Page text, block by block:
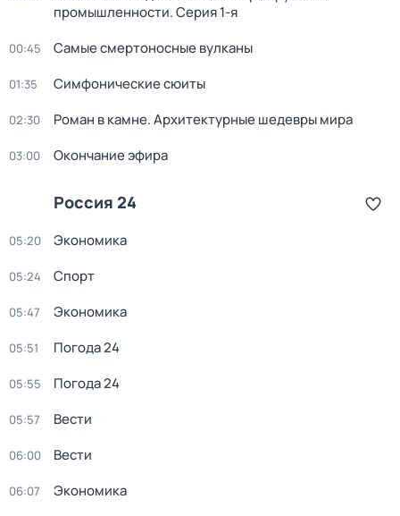
промышленности. Серия 1-я
00:45 Самые смертоносные вулканы
01:35 Симфонические сюиты
02:30 Роман в камне. Архитектурные шедевры мира
03:00 Окончание эфира
Россия 24
05:20 Экономика
05:24 Спорт
05:47 Экономика
05:51 Погода 24
05:55 Погода 24
05:57 Вести
06:00 Вести
06:07 Экономика